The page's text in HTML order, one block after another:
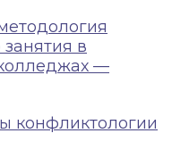
занятия в
—
конфликтологии